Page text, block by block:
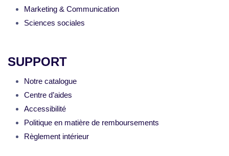
Marketing & Communication
Sciences sociales
SUPPORT
Notre catalogue
Centre d’aides
Accessibilité
Politique en matière de remboursements
Règlement intérieur